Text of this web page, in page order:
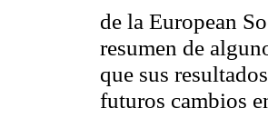
de la European
resumen de
que sus
futuros cambios